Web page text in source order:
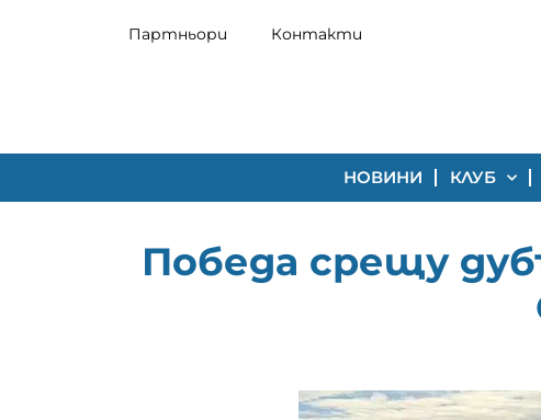
Партньори Контакти
НОВИНИ КЛУБ
Победа срещу